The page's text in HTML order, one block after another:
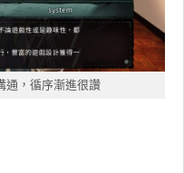
通，循序漸進很讚